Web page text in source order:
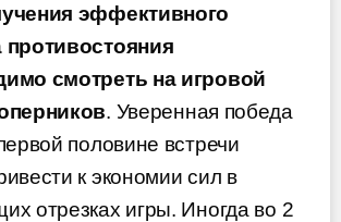
эффективного
противостояния
смотреть на игровой
. Уверенная победа
половине встречи
к экономии сил в
отрезках игры. Иногда во 2